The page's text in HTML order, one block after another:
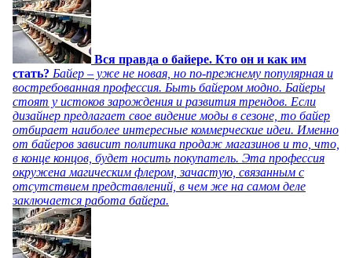
Вся правда о байере. Кто он и как им
стать? Байер – уже не новая, но по-прежнему популярная и
востребованная профессия. Быть байером модно. Байеры
стоят у истоков зарождения и развития трендов. Если
дизайнер предлагает свое видение моды в сезоне, то байер
отбирает наиболее интересные коммерческие идеи. Именно
от байеров зависит политика продаж магазинов и то, что,
в конце концов, будет носить покупатель. Эта профессия
окружена магическим флером, зачастую, связанным с
отсутствием представлений, в чем же на самом деле
заключается работа байера.